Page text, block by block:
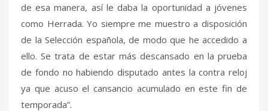
de esa manera, así le daba la oportunidad a jóvenes
como Herrada. Yo siempre me muestro a disposición
de la Selección española, de modo que he accedido a
ello. Se trata de estar más descansado en la prueba
de fondo no habiendo disputado antes la contra reloj
ya que acuso el cansancio acumulado en este fin de
temporada”.